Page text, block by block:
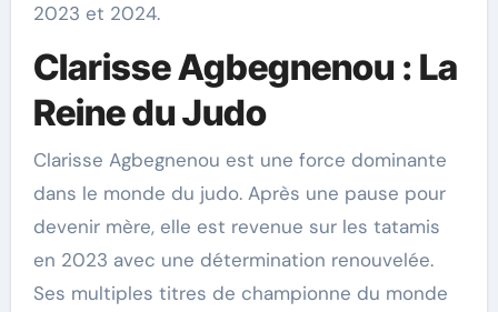
2023 et 2024.
Clarisse Agbegnenou : La
Reine du Judo
Clarisse Agbegnenou est une force dominante
dans le monde du judo. Après une pause pour
devenir mère, elle est revenue sur les tatamis
en 2023 avec une détermination renouvelée.
Ses multiples titres de championne du monde